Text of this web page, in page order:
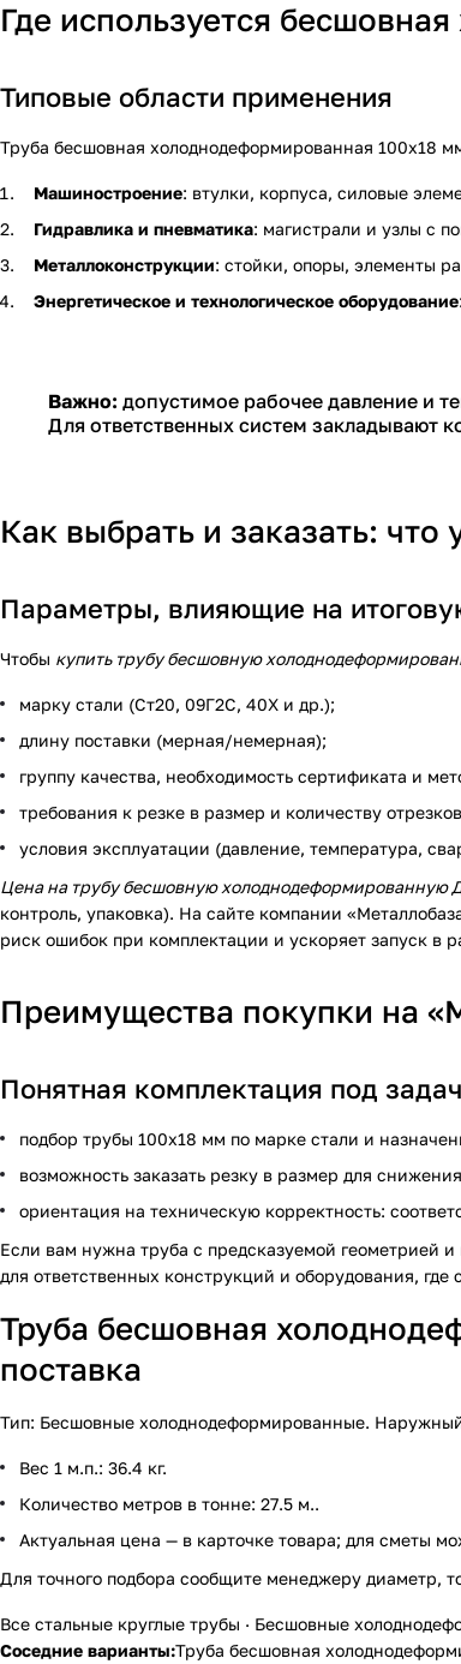
Где используется
Типовые области применения
Труба бесшовная холоднодеформированная 100х18
Машиностроение: втулки, корпуса, силовые
Гидравлика и пневматика: магистрали и узлы с
Металлоконструкции: стойки, опоры, элементы
Энергетическое и технологическое оборудование
Важно: допустимое рабочее давление и
Для ответственных систем закладывают
Как выбрать и заказать: что
Параметры, влияющие на
Чтобы купить трубу бесшовную
марку стали (Ст20, 09Г2С, 40Х и др.);
длину поставки (мерная/немерная);
группу качества, необходимость сертификата и
требования к резке в размер и количеству
условия эксплуатации (давление, температура,
Цена на трубу бесшовную холоднодеформированную
контроль, упаковка). На сайте компании
риск ошибок при комплектации и ускоряет запуск в
Преимущества покупки на
Понятная комплектация под
подбор трубы 100х18 мм по марке стали и
возможность заказать резку в размер для
ориентация на техническую корректность:
Если вам нужна труба с предсказуемой геометрией
для ответственных конструкций и оборудования,
Труба бесшовная
поставка
Тип: Бесшовные холоднодеформированные.
Вес 1 м.п.: 36.4 кг.
Количество метров в тонне: 27.5 м..
Актуальная цена — в карточке товара; для сметы
Для точного подбора сообщите менеджеру диаметр,
Все стальные круглые трубы · Бесшовные
Соседние варианты:Труба бесшовная